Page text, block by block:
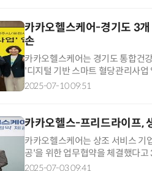
카카오헬스케어-경기도 3
손
카카오헬스케어는 경기도 통합건
'디지털 기반 스마트 혈당관리사
건소는 올해 12월까지 모바일헬
2025-07-10 09:51
카카오헬스-프리드라이프,
카카오헬스케어는 상조 서비스 기
공'을 위한 업무협약을 체결했다
바일 건강관리 솔루션 '파스타
2025-07-03 09:41